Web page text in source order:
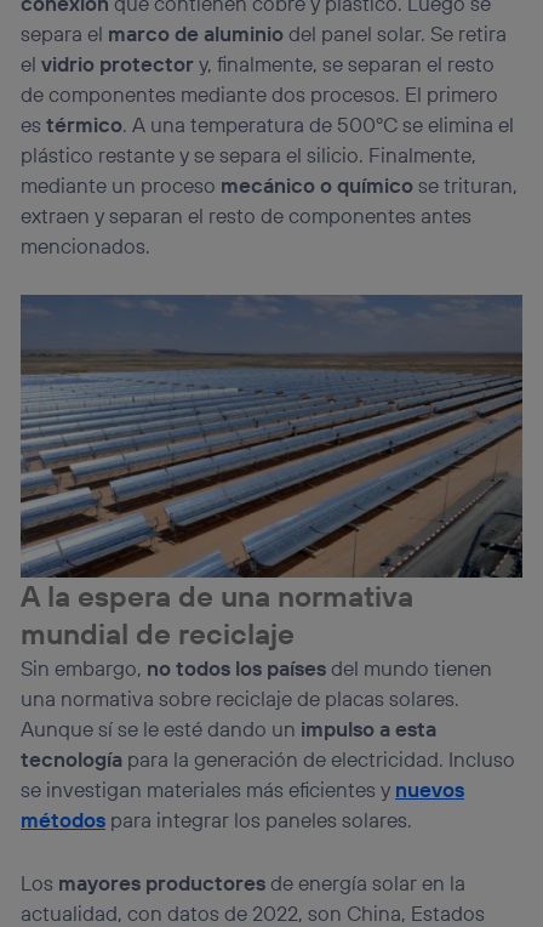
separa el marco de aluminiodel panel solar. Se retira
elvidrio protectory, finalmente, se separan el resto
de componentes mediante dos procesos. El primero
estérmico. A una temperatura de 500ºC se elimina el
plástico restante y se separa el silicio. Finalmente,
mediante un proceso mecánico o químicose trituran,
extraen y separan el resto de componentes antes
mencionados.
A la espera de una normativa
mundial de reciclaje
Sin embargo, no todos los paísesdel mundo tienen
una normativa sobre reciclaje de placas solares.
Aunque sí se le esté dando un impulso a esta
tecnología para la generación de electricidad. Incluso
se investigan materiales más eficientes y nuevos
métodos para integrar los paneles solares.
Los mayores productoresde energía solar en la
actualidad, con datos de 2022, son China, Estados